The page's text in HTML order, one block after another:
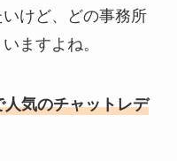
けど、どの事務所
ますよね。
人気のチャットレデ